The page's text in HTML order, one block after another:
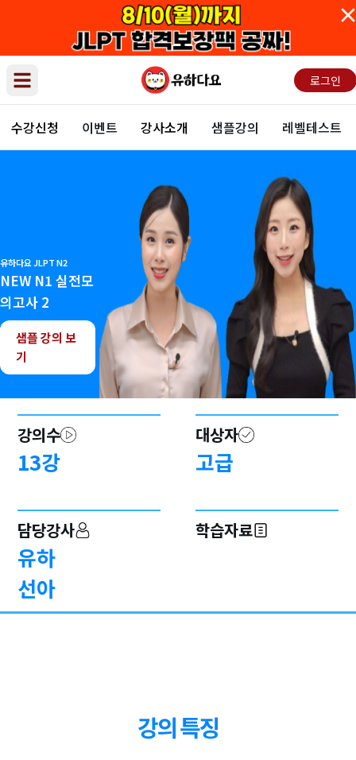
Open main menu 로그인
수강신청 이벤트 강사소개 샘플강의 레벨테스트
유하다요 JLPT N2
NEW N1 실전모
의고사 2
샘플 강의 보
기
강의수
13강
대상자
고급
담당강사
유하
선아
학습자료